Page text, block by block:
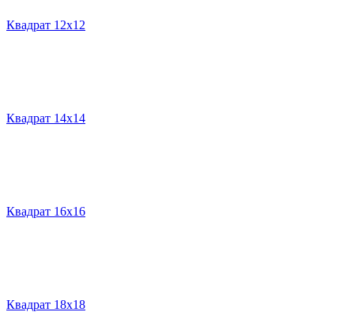
Квадрат 12х12
Квадрат 14х14
Квадрат 16х16
Квадрат 18х18